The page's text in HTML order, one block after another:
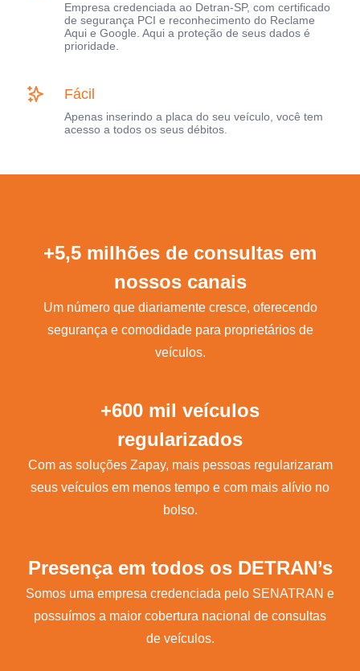
Empresa credenciada ao Detran-SP, com certificado
de segurança PCI e reconhecimento do Reclame
Aqui e Google. Aqui a proteção de seus dados é
prioridade.
Fácil
Apenas inserindo a placa do seu veículo, você tem
acesso a todos os seus débitos.
+5,5 milhões de consultas em
nossos canais
Um número que diariamente cresce, oferecendo
segurança e comodidade para proprietários de
veículos.
+600 mil veículos
regularizados
Com as soluções Zapay, mais pessoas regularizaram
seus veículos em menos tempo e com mais alívio no
bolso.
Presença em todos os DETRAN’s
Somos uma empresa credenciada pelo SENATRAN e
possuímos a maior cobertura nacional de consultas
de veículos.